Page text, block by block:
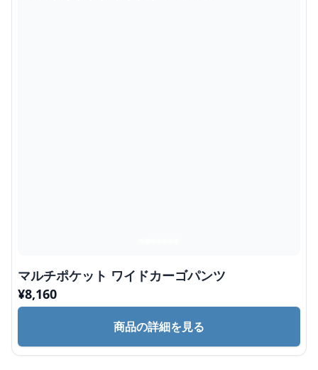
マルチポケット ワイドカーゴパンツ
¥8,160
商品の詳細を見る